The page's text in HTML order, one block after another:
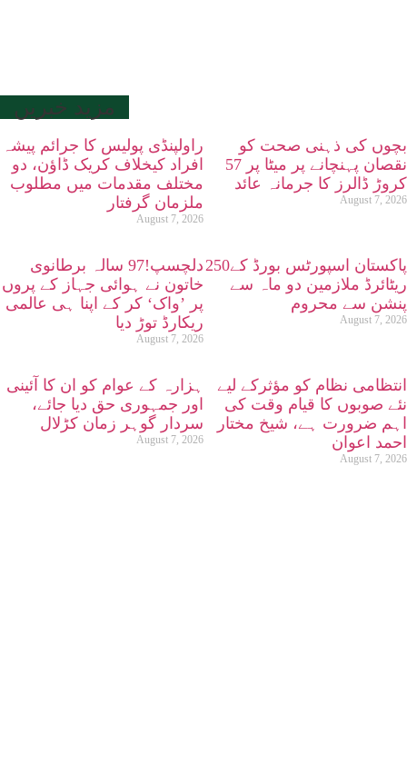
مزید خبریں
راولپنڈی پولیس کا جرائم پیشہ
افراد کیخلاف کریک ڈاؤن، دو
مختلف مقدمات میں مطلوب
ملزمان گرفتار
August 7, 2026
بچوں کی ذہنی صحت کو
نقصان پہنچانے پر میٹا پر 57
کروڑ ڈالرز کا جرمانہ عائد
August 7, 2026
دلچسپ!97 سالہ برطانوی
خاتون نے ہوائی جہاز کے پروں
پر ’واک‘ کر کے اپنا ہی عالمی
ریکارڈ توڑ دیا
August 7, 2026
پاکستان اسپورٹس بورڈ کے250
ریٹائرڈ ملازمین دو ماہ سے
پنشن سے محروم
August 7, 2026
ہزارہ کے عوام کو ان کا آئینی
اور جمہوری حق دیا جائے،
سردار گوہر زمان کڑلال
August 7, 2026
نئے صوبوں کا قیام وقت کی
اہم ضرورت ہے، شیخ مختار
احمد اعوان
August 7, 2026